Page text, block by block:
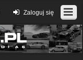
Zaloguj się